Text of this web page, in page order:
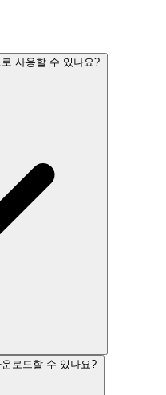
사용할 수 있나요?
로드할 수 있나요?